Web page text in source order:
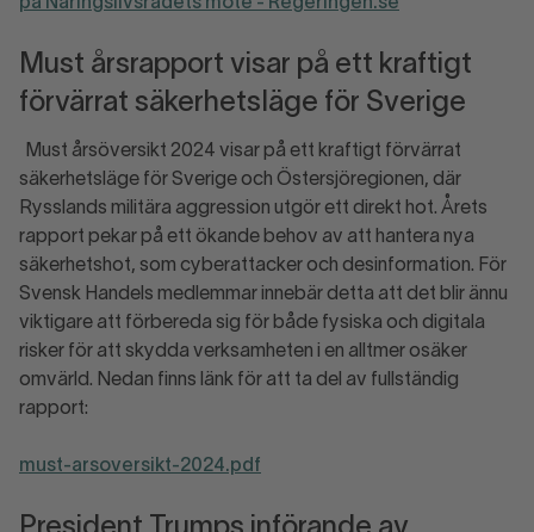
på Näringslivsrådets möte - Regeringen.se
Must årsrapport visar på ett kraftigt
förvärrat säkerhetsläge för Sverige
Must årsöversikt 2024 visar på ett kraftigt förvärrat
säkerhetsläge för Sverige och Östersjöregionen, där
Rysslands militära aggression utgör ett direkt hot. Årets
rapport pekar på ett ökande behov av att hantera nya
säkerhetshot, som cyberattacker och desinformation. För
Svensk Handels medlemmar innebär detta att det blir ännu
viktigare att förbereda sig för både fysiska och digitala
risker för att skydda verksamheten i en alltmer osäker
omvärld. Nedan finns länk för att ta del av fullständig
rapport:
must-arsoversikt-2024.pdf